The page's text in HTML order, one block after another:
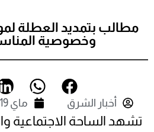
مطالب بتمديد العطلة
وخصوصية
أخبار الشرق ماي 19, 2026
تشهد الساحة الاجتماعية